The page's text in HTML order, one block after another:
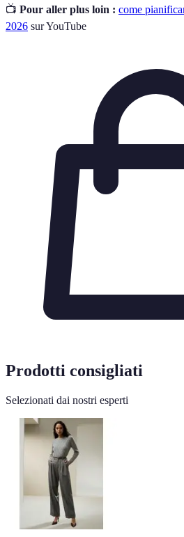
📺 Pour aller plus loin : come
2026 sur YouTube
Prodotti consigliati
Selezionati dai nostri esperti